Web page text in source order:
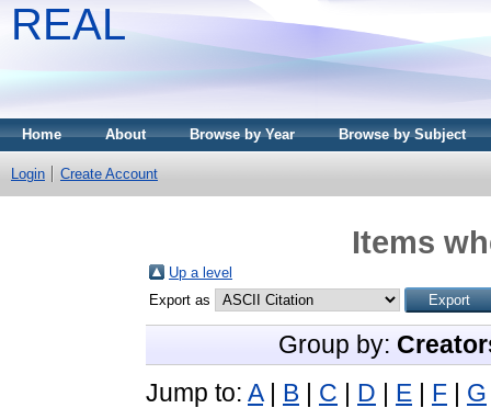
REAL
Home About Browse by Year Browse by Subject
Login Create Account
Items
Up a level
Export as
Group by:
Jump to: A| B | C | D | E | F | G